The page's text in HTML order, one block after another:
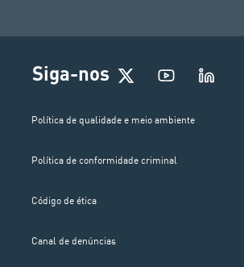
Siga-nos
Política de qualidade e meio ambiente
Política de conformidade criminal
Código de ética
Canal de denúncias